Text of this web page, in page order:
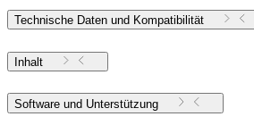
Technische Daten und Kompatibilität
Inhalt
Software und Unterstützung